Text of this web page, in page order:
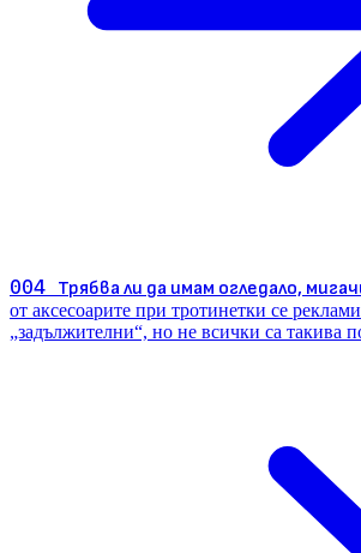
004 Трябва ли да имам огледало,
от аксесоарите при тротинетки се
„задължителни“, но не всички са такива